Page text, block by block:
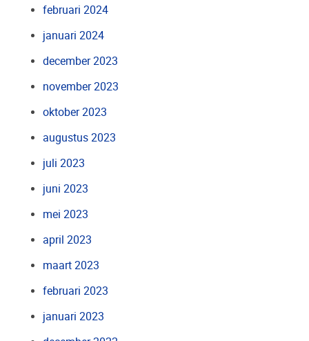
februari 2024
januari 2024
december 2023
november 2023
oktober 2023
augustus 2023
juli 2023
juni 2023
mei 2023
april 2023
maart 2023
februari 2023
januari 2023